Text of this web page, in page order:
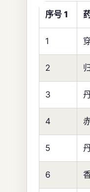
序号 1
1
2
3
4
5
6